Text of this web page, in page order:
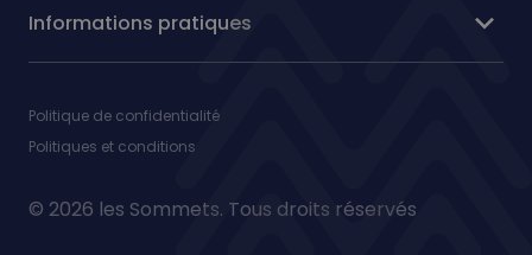
Informations pratiques expand_more
Politique de confidentialité
Politiques et conditions
© 2026 les Sommets. Tous droits réservés